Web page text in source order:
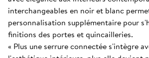
interchangeables en noir et blanc
personnalisation supplémentaire pour
finitions des portes et quincailleries.
« Plus une serrure connectée s'intègre